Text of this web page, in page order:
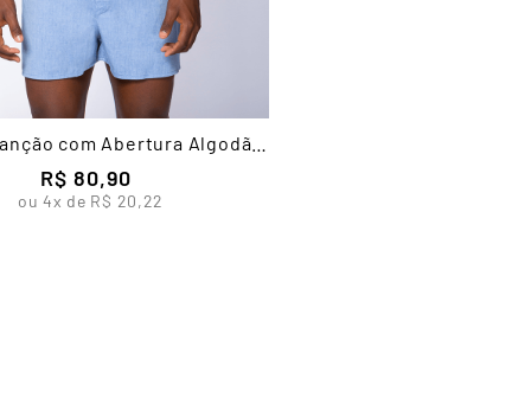
com Abertura Algodão
Masculina Lupo
R$ 80,90
ou4x de R$ 20,22